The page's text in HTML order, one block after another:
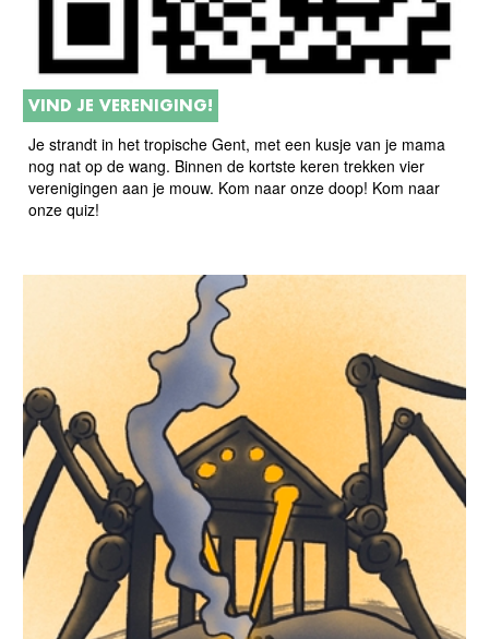
VIND JE VERENIGING!
Je strandt in het tropische Gent, met een kusje van je mama
nog nat op de wang. Binnen de kortste keren trekken vier
verenigingen aan je mouw. Kom naar onze doop! Kom naar
onze quiz!